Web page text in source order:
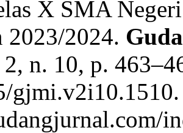
X SMA
2023/2024.
2, n. 10, p.